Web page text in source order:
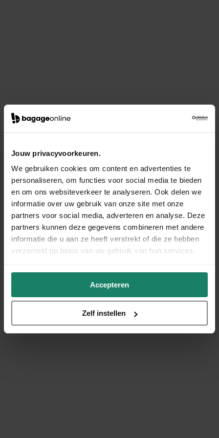
Jouw privacyvoorkeuren.
We gebruiken cookies om content en advertenties te
personaliseren, om functies voor social media te bieden
en om ons websiteverkeer te analyseren. Ook delen we
informatie over uw gebruik van onze site met onze
partners voor social media, adverteren en analyse. Deze
partners kunnen deze gegevens combineren met andere
informatie die u aan ze heeft verstrekt of die ze hebben
verzameld op basis van uw gebruik van hun services.
Accepteren
Zelf instellen